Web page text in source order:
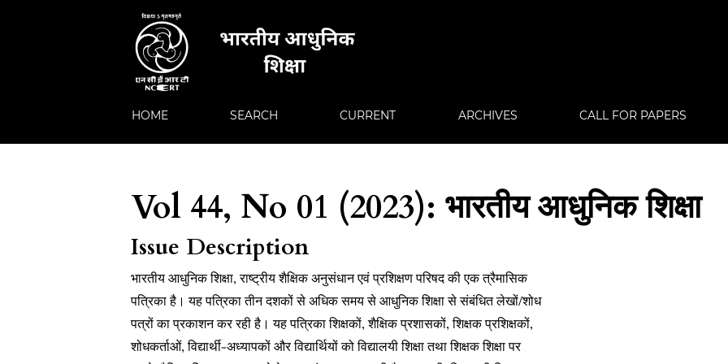
HOME SEARCH CURRENT ARCHIVES CALL FOR PAPERS
Vol 44, No 01 (2023): भारतीय आधुनिक शिक्षा
Issue Description
भारतीय आधुनिक शिक्षा, राष्ट्रीय शैक्षिक अनुसंधान एवं प्रशिक्षण परिषद की एक त्रैमासिक
पत्रिका है। यह पत्रिका तीन दशकों से अधिक समय से आधुनिक शिक्षा से संबंधित लेखों/शोध
पत्रों का प्रकाशन कर रही है। यह पत्रिका शिक्षकों, शैक्षिक प्रशासकों, शिक्षक प्रशिक्षकों,
शोधकर्ताओं, विद्यार्थी-अध्यापकों और विद्यार्थियों को विद्यालयी शिक्षा तथा शिक्षक शिक्षा पर